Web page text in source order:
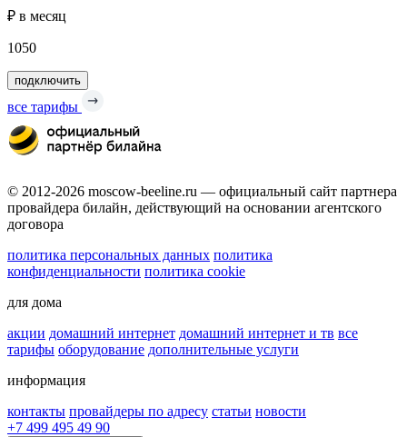
₽ в месяц
1050
подключить
все тарифы
© 2012-2026 moscow-beeline.ru — официальный сайт партнера
провайдера билайн, действующий на основании агентского
договора
политика персональных данных политика
конфиденциальности политика cookie
для дома
акции домашний интернет домашний интернет и тв все
тарифы оборудование дополнительные услуги
информация
контакты провайдеры по адресу статьи новости
+7 499 495 49 90